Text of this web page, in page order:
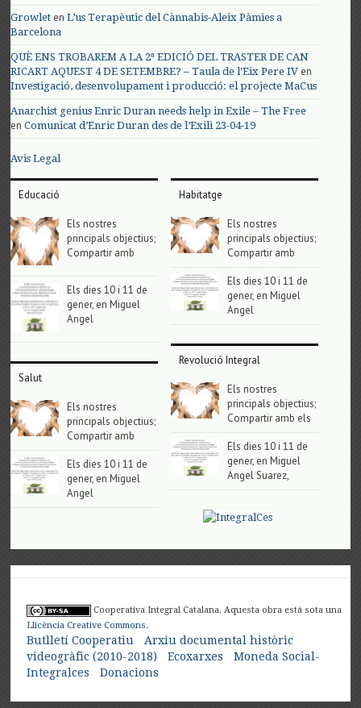
Growlet enL’us Terapèutic del Cànnabis-Aleix Pàmies a
Barcelona
QUÈ ENS TROBAREM A LA 2ª EDICIÓ DEL TRASTER DE CAN
RICART AQUEST 4 DE SETEMBRE? – Taula de l'Eix Pere IV en
Investigació, desenvolupament i producció: el projecte MaCus
Anarchist genius Enric Duran needs help in Exile – The Free
enComunicat d’Enric Duran des de l’Exili 23-04-19
Avis Legal
Educació
Els nostres
principals objectius;
Compartir amb
Els dies 10 i 11 de
gener, en Miguel
Angel
Salut
Els nostres
principals objectius;
Compartir amb
Els dies 10 i 11 de
gener, en Miguel
Angel
Habitatge
Els nostres
principals objectius;
Compartir amb
Els dies 10 i 11 de
gener, en Miguel
Angel
Revolució Integral
Els nostres
principals objectius;
Compartir amb els
Els dies 10 i 11 de
gener, en Miguel
Angel Suarez,
Cooperativa Integral Catalana. Aquesta obra està sota una
Llicència Creative Commons.
Butlletí Cooperatiu
Arxiu documental històric
videogràfic (2010-2018)
Ecoxarxes
Moneda Social-
Integralces
Donacions